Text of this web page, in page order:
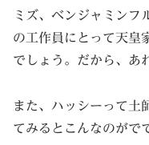
ミズ、ベンジャミンフ
の工作員にとって天皇
でしょう。だから、あ
また、ハッシーって土
てみるとこんなのがで